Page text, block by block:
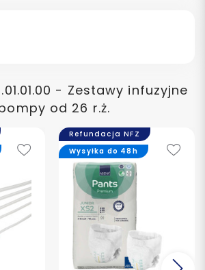
- Zestawy infuzyjne
od 26 r.ż.
Refundacja NFZ
Wysyłka do 48h